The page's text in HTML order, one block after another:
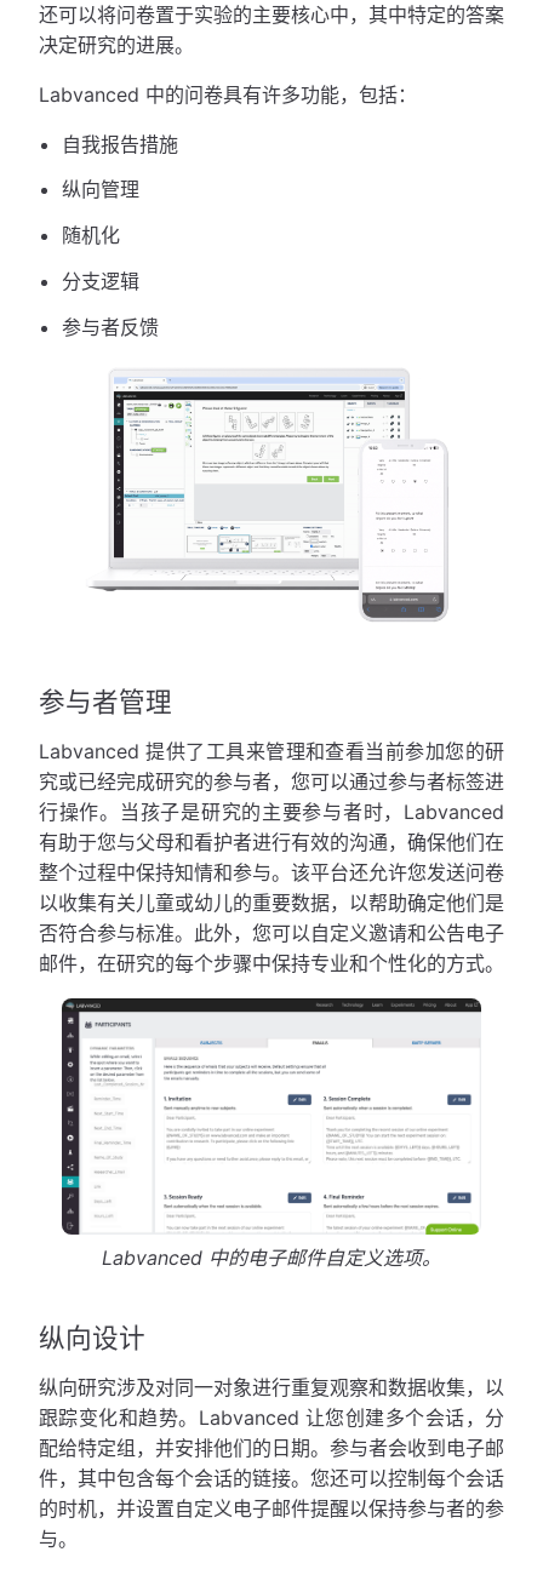
还可以将问卷置于实验的主要核心中，其中特定的答案
决定研究的进展。
Labvanced 中的问卷具有许多功能，包括：
自我报告措施
纵向管理
随机化
分支逻辑
参与者反馈
参与者管理
Labvanced 提供了工具来管理和查看当前参加您的研
究或已经完成研究的参与者，您可以通过参与者标签进
行操作。当孩子是研究的主要参与者时，Labvanced
有助于您与父母和看护者进行有效的沟通，确保他们在
整个过程中保持知情和参与。该平台还允许您发送问卷
以收集有关儿童或幼儿的重要数据，以帮助确定他们是
否符合参与标准。此外，您可以自定义邀请和公告电子
邮件，在研究的每个步骤中保持专业和个性化的方式。
Labvanced 中的电子邮件自定义选项。
纵向设计
纵向研究涉及对同一对象进行重复观察和数据收集，以
跟踪变化和趋势。Labvanced 让您创建多个会话，分
配给特定组，并安排他们的日期。参与者会收到电子邮
件，其中包含每个会话的链接。您还可以控制每个会话
的时机，并设置自定义电子邮件提醒以保持参与者的参
与。